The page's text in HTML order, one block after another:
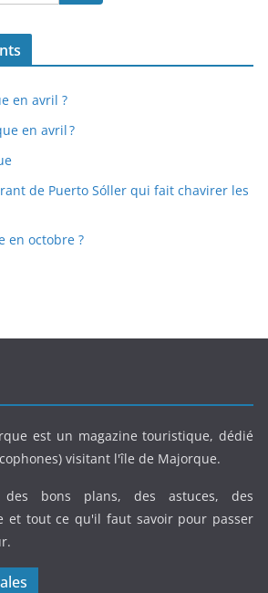
en avril ?
en avril ?
de Puerto Sóller qui fait chavirer les
en octobre ?
est un magazine touristique, dédié
visitant l'île de Majorque.
bons plans, des astuces, des
et tout ce qu'il faut savoir pour passer